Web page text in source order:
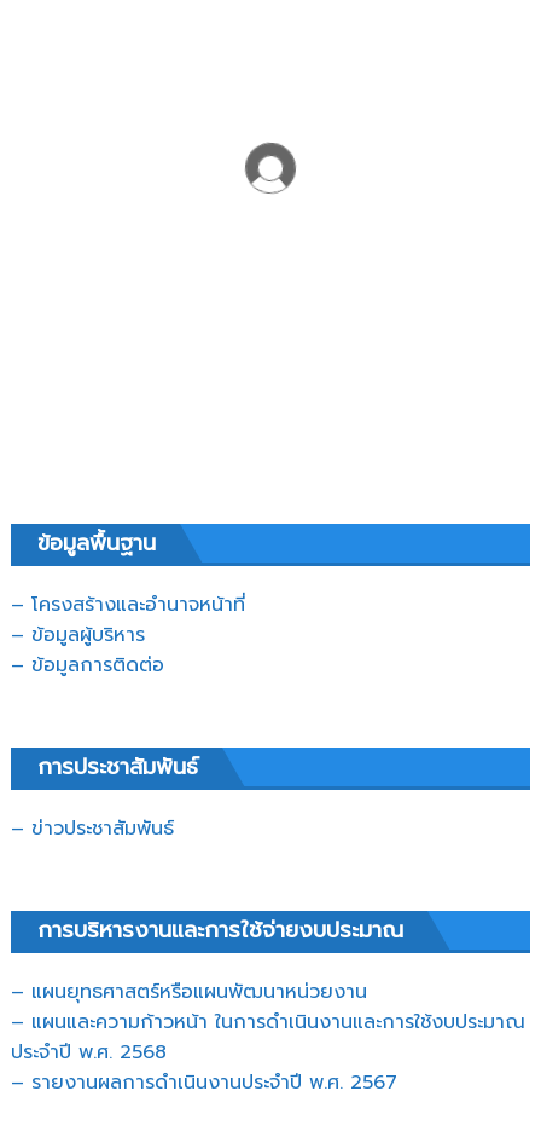
ข้อมูลพื้นฐาน
– โครงสร้างและอำนาจหน้าที่
– ข้อมูลผู้บริหาร
– ข้อมูลการติดต่อ
การประชาสัมพันธ์
– ข่าวประชาสัมพันธ์
การบริหารงานและการใช้จ่ายงบประมาณ
– แผนยุทธศาสตร์หรือแผนพัฒนาหน่วยงาน
– แผนและความก้าวหน้า ในการดำเนินงานและการใช้งบประมาณ
ประจำปี พ.ศ. 2568
– รายงานผลการดำเนินงานประจำปี พ.ศ. 2567